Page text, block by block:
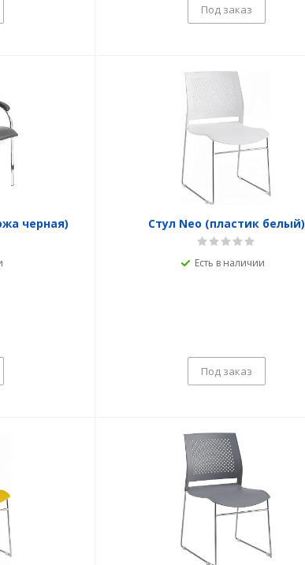
Под заказ
черная) Стул Neo (пластик белый)
Есть в наличии
Под заказ